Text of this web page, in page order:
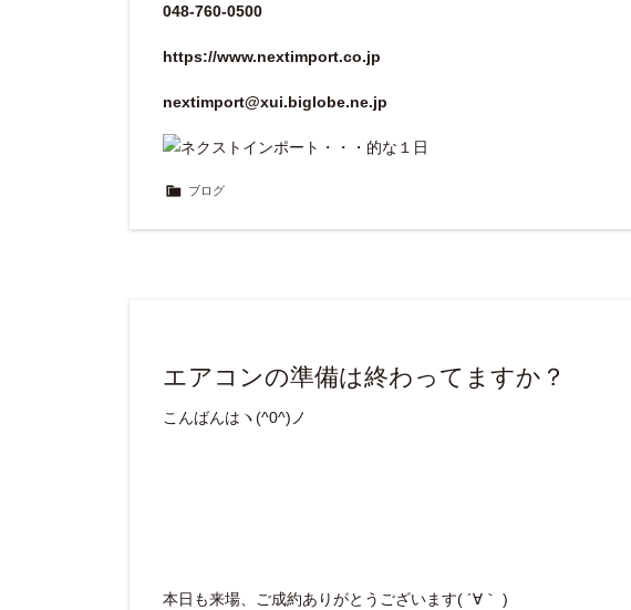
048-760-0500
https://www.nextimport.co.jp
nextimport@xui.biglobe.ne.jp
ブログ
エアコンの準備は終わってますか？
こんばんはヽ(^0^)ノ
本日も来場、ご成約ありがとうございます( ´∀｀ )